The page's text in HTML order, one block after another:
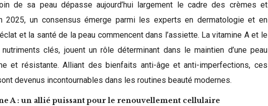
de sa peau dépasse aujourd’hui largement le cadre des crèmes et
2025, un consensus émerge parmi les experts en dermatologie et en
et la santé de la peau commencent dans l’assiette. La vitamine A et le
clés, jouent un rôle déterminant dans le maintien d’une peau
et résistante. Alliant des bienfaits anti-âge et anti-imperfections, ces
devenus incontournables dans les routines beauté modernes.
A : un allié puissant pour le renouvellement cellulaire